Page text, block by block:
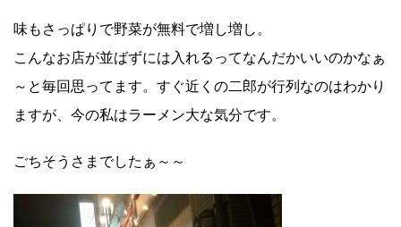
味もさっぱりで野菜が無料で増し増し。
こんなお店が並ばずには入れるってなんだかいいのかなぁ
～と毎回思ってます。すぐ近くの二郎が行列なのはわかり
ますが、今の私はラーメン大な気分です。
ごちそうさまでしたぁ～～